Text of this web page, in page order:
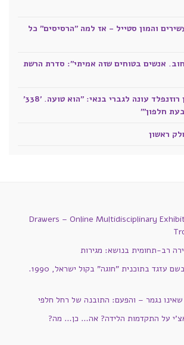
והמון סטייל - אז למה "הרסיסים" כל
אנשים בטוחים שזה אמיתי": סדרת הרשת
פתטי? הכותב אילן רוזנפלד עונה לגברי בנאי: "הוא טועה. '338'
חלפון'"
ראשון
Drawers – Online Multidisciplinary
רב-תחומית בנושא: מגירות
החומר הוא צלילים – יבשם עזגד בתוכנית "חוגה" בקול ישראל, 1990.
שאינו נגמר – והפעם: התובנה של רחל חלפי
על התקדמות הלידה? אה… כן… מה?